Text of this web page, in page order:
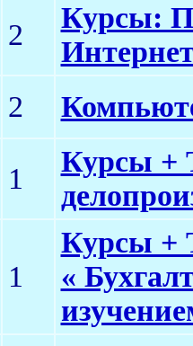
2
Курсы:
2
1
Курсы +
1
Курсы +
«